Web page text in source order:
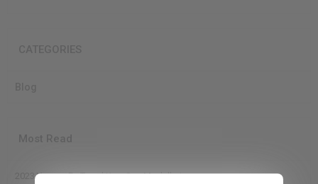
2023 Yazının En Trend Kısa Saç Modelleri